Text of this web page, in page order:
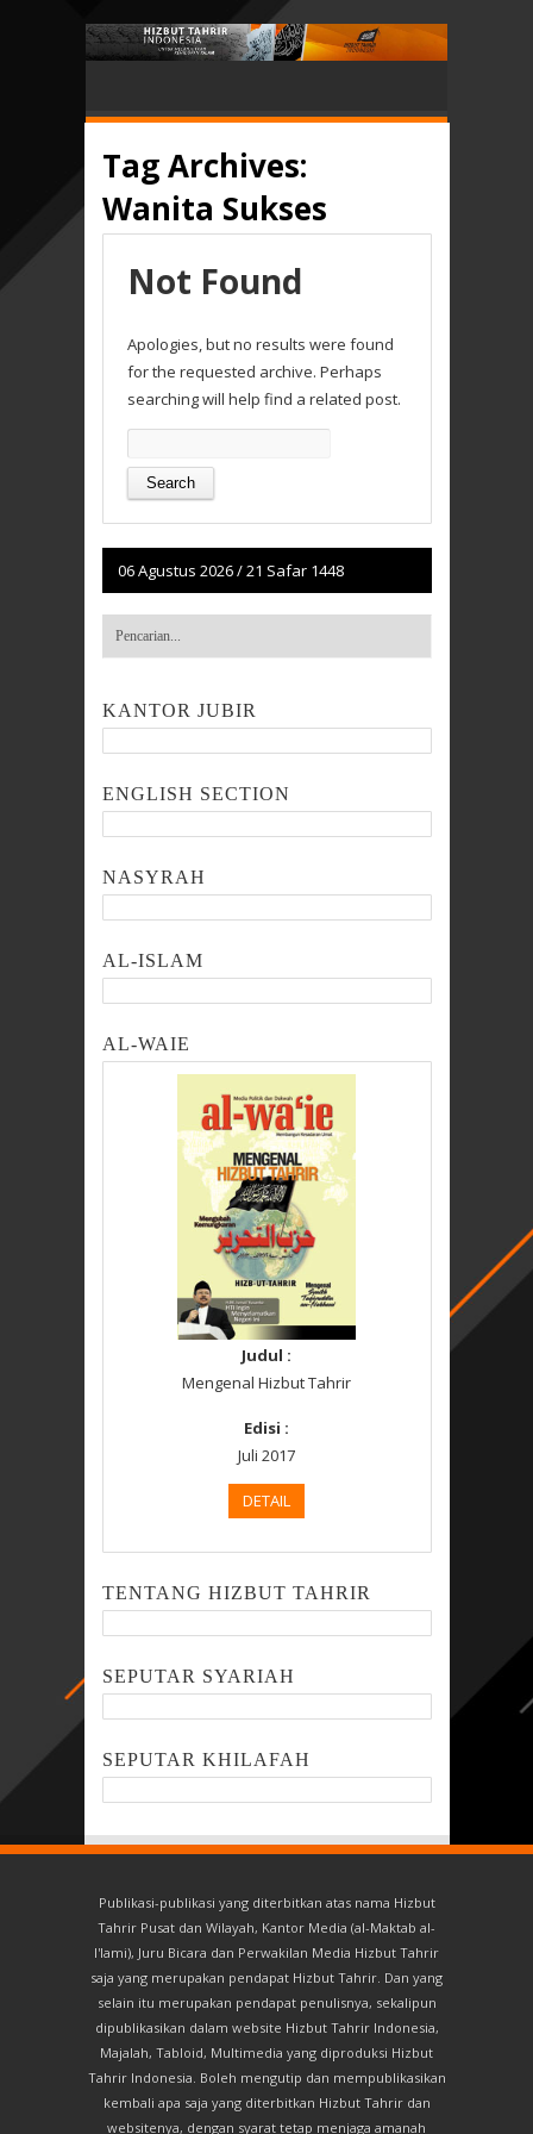
Tag Archives:
Wanita Sukses
Not Found
Apologies, but no results were found
for the requested archive. Perhaps
searching will help find a related post.
for:
06 Agustus 2026/21 Safar 1448
KANTOR JUBIR
ENGLISH SECTION
NASYRAH
AL-ISLAM
AL-WAIE
Judul :
Mengenal Hizbut Tahrir
Edisi :
Juli 2017
DETAIL
TENTANG HIZBUT TAHRIR
SEPUTAR SYARIAH
SEPUTAR KHILAFAH
Publikasi-publikasi yang diterbitkan atas nama Hizbut
Tahrir Pusat dan Wilayah, Kantor Media (al-Maktab al-
I'lami), Juru Bicara dan Perwakilan Media Hizbut Tahrir
saja yang merupakan pendapat Hizbut Tahrir. Dan yang
selain itu merupakan pendapat penulisnya, sekalipun
dipublikasikan dalam website Hizbut Tahrir Indonesia,
Majalah, Tabloid, Multimedia yang diproduksi Hizbut
Tahrir Indonesia. Boleh mengutip dan mempublikasikan
kembali apa saja yang diterbitkan Hizbut Tahrir dan
websitenya, dengan syarat tetap menjaga amanah